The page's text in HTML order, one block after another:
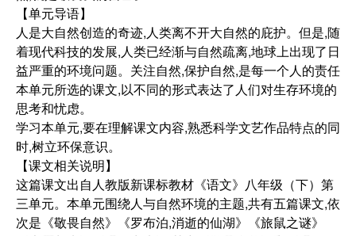
【单元导语】
人是大自然创造的奇迹,人类离不开大自然的庇护。但是,随
着现代科技的发展,人类已经渐与自然疏离,地球上出现了日
益严重的环境问题。关注自然,保护自然,是每一个人的责任
本单元所选的课文,以不同的形式表达了人们对生存环境的
思考和忧虑。
学习本单元,要在理解课文内容,熟悉科学文艺作品特点的同
时,树立环保意识。
【课文相关说明】
这篇课文出自人教版新课标教材《语文》八年级（下）第
三单元。本单元围绕人与自然环境的主题,共有五篇课文,依
次是《敬畏自然》《罗布泊,消逝的仙湖》《旅鼠之谜》